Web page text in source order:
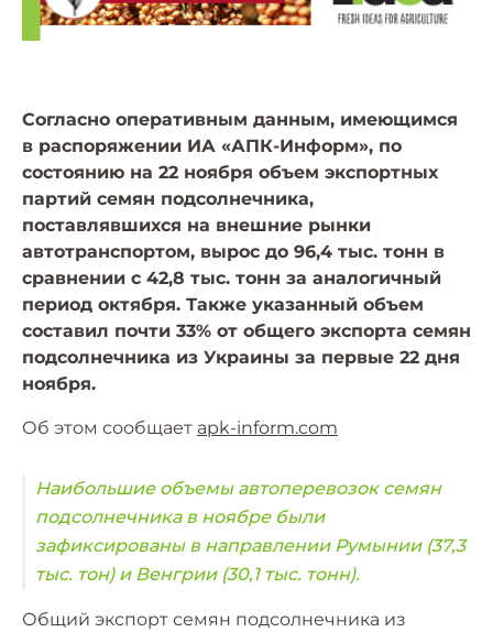
Согласно оперативным данным, имеющимся
в распоряжении ИА «АПК-Информ», по
состоянию на 22 ноября объем экспортных
партий семян подсолнечника,
поставлявшихся на внешние рынки
автотранспортом, вырос до 96,4 тыс. тонн в
сравнении с 42,8 тыс. тонн за аналогичный
период октября. Также указанный объем
составил почти 33% от общего экспорта семян
подсолнечника из Украины за первые 22 дня
ноября.
Об этом сообщает apk-inform.com
Наибольшие объемы автоперевозок семян
подсолнечника в ноябре были
зафиксированы в направлении Румынии (37,3
тыс. тон) и Венгрии (30,1 тыс. тонн).
Общий экспорт семян подсолнечника из